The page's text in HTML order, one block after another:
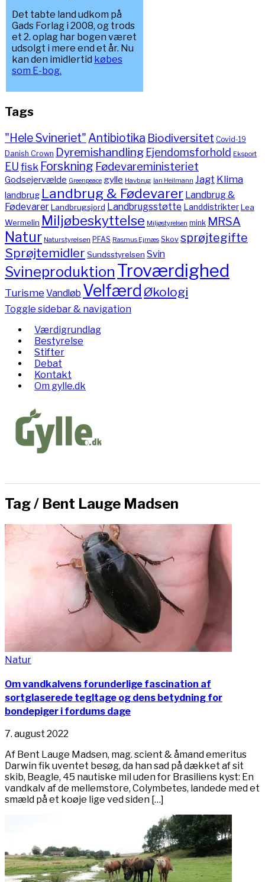
Det tabte land udkom på
Gads Forlag i 2008, og trods
et 2. oplag har bogen været
udsolgt i mere end et år. Nu
kan den imidlertid købes
som E-bog.
Tags
"Hele Svineriet" Antibiotika Biodiversitet Covid-19
Danish Crown Dyremishandling Ejendomsforhold Eksport
EUfisk Forskning Fødevareministeriet
Godsejervælde Greenpeace gylle Havbrug Ian Heilmann Jagt Klima
landbrug Landbrug & Fødevarer Landbrug &
FødevarerLandbrugsjord Landbrugsstøtte LanddistrikterLea
Wermelin Miljøbeskyttelse Miljøstyrelsen mink MRSA
Natur Naturstyrelsen PFAS Rasmus Ejrnæs Skov sprøjtegifte
Sprøjtemidler Sundsstyrelsen Svin
Svineproduktion Troværdighed
TurismeVandløb Velfærd Økologi
Toggle sidebar & navigation
Værdigrundlag
Bestyrelse
Stifter
Debat
Kontakt
Om gylle.dk
Tag / Bent Lauge Madsen
Natur
Om vandkalvens forunderlige fascination af
sortglaserede tegltage og dens betydning for
bondepiger i fordums dage
7. august 2022
Af Bent Lauge Madsen, mag. scient & åmand emeritus
Darwin fik uventet besøg, da han sad på dækket af sit
skib, Beagle, 45 nautiske mil uden for Brasiliens kyst: En
vandkalv af de mellemstore, Colymbetes, landede med et
smæld på et koøje lige ved siden […]